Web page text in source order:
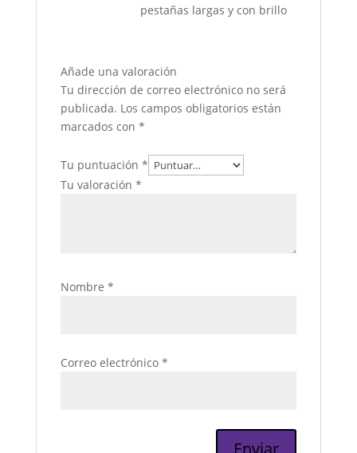
pestañas largas y con brillo
Añade una valoración
Tu dirección de correo electrónico no será
publicada. Los campos obligatorios están
marcados con *
Tu puntuación *
Tu valoración *
Nombre *
Correo electrónico *